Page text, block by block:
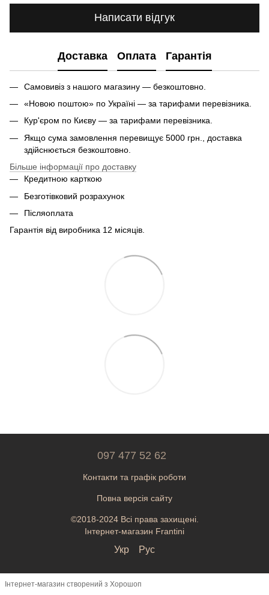
Написати відгук
Доставка Оплата Гарантія
Самовивіз з нашого магазину — безкоштовно.
«Новою поштою» по Україні — за тарифами перевізника.
Кур'єром по Києву — за тарифами перевізника.
Якщо сума замовлення перевищує 5000 грн., доставка
здійснюється безкоштовно.
Більше інформації про доставку
Кредитною карткою
Безготівковий розрахунок
Післяоплата
Гарантія від виробника 12 місяців.
097 477 52 62
Контакти та графік роботи
Повна версія сайту
©2018-2024 Всі права захищені.
Інтернет-магазин Frantini
Укр Рус
Інтернет-магазин створений з Хорошоп